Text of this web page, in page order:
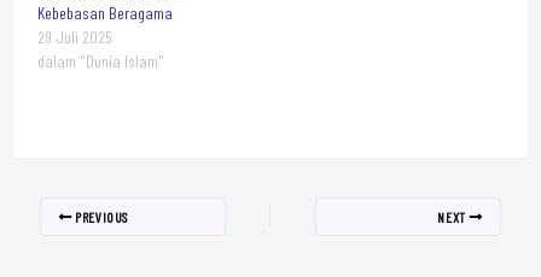
Kebebasan Beragama
29 Juli 2025
dalam "Dunia Islam"
PREVIOUS NEXT